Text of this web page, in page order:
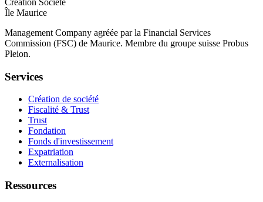
Création Société
Île Maurice
Management Company agréée par la Financial Services
Commission (FSC) de Maurice. Membre du groupe suisse Probus
Pleion.
Services
Création de société
Fiscalité & Trust
Trust
Fondation
Fonds d'investissement
Expatriation
Externalisation
Ressources